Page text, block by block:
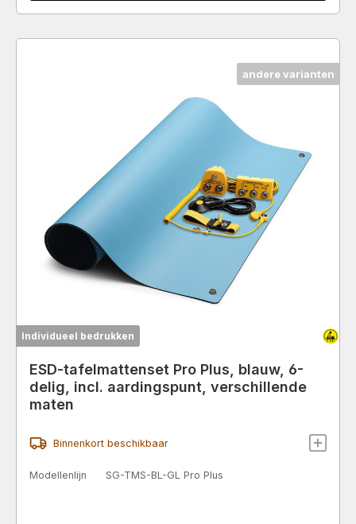
andere varianten
Individueel bedrukken
ESD-tafelmattenset Pro Plus, blauw, 6-
delig, incl. aardingspunt, verschillende
maten
Binnenkort beschikbaar
Modellenlijn SG-TMS-BL-GL Pro Plus